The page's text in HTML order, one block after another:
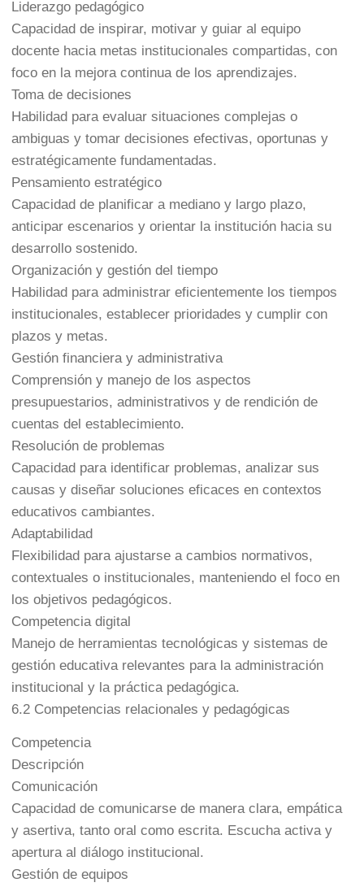
Liderazgo pedagógico
Capacidad de inspirar, motivar y guiar al equipo
docente hacia metas institucionales compartidas, con
foco en la mejora continua de los aprendizajes.
Toma de decisiones
Habilidad para evaluar situaciones complejas o
ambiguas y tomar decisiones efectivas, oportunas y
estratégicamente fundamentadas.
Pensamiento estratégico
Capacidad de planificar a mediano y largo plazo,
anticipar escenarios y orientar la institución hacia su
desarrollo sostenido.
Organización y gestión del tiempo
Habilidad para administrar eficientemente los tiempos
institucionales, establecer prioridades y cumplir con
plazos y metas.
Gestión financiera y administrativa
Comprensión y manejo de los aspectos
presupuestarios, administrativos y de rendición de
cuentas del establecimiento.
Resolución de problemas
Capacidad para identificar problemas, analizar sus
causas y diseñar soluciones eficaces en contextos
educativos cambiantes.
Adaptabilidad
Flexibilidad para ajustarse a cambios normativos,
contextuales o institucionales, manteniendo el foco en
los objetivos pedagógicos.
Competencia digital
Manejo de herramientas tecnológicas y sistemas de
gestión educativa relevantes para la administración
institucional y la práctica pedagógica.
6.2 Competencias relacionales y pedagógicas
Competencia
Descripción
Comunicación
Capacidad de comunicarse de manera clara, empática
y asertiva, tanto oral como escrita. Escucha activa y
apertura al diálogo institucional.
Gestión de equipos